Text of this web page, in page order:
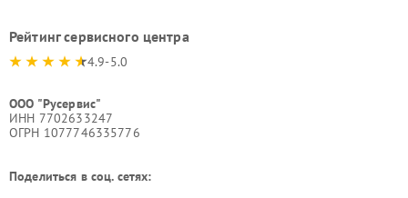
Рейтинг сервисного центра
4.9-5.0
ООО "Русервис"
ИНН 7702633247
ОГРН 1077746335776
Поделиться в соц. сетях: